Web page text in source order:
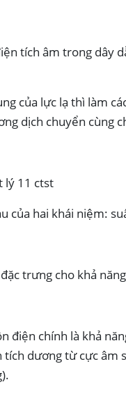
tích âm trong dây
của lực lạ thì làm
dịch chuyển cùng
lý 11 ctst
của hai khái niệm:
trưng cho khả
điện chính là khả
dương từ cực âm